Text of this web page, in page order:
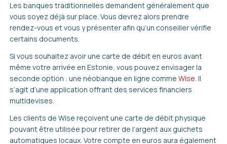
Les banques traditionnelles demandent généralement que
vous soyez déjà sur place. Vous devrez alors prendre
rendez-vous et vous y présenter afin qu’un conseiller vérifie
certains documents.
Si vous souhaitez avoir une carte de débit en euros avant
même votre arrivée en Estonie, vous pouvez envisager la
seconde option : une néobanque en ligne comme Wise. Il
s’agit d’une application offrant des services financiers
multidevises.
Les clients de Wise reçoivent une carte de débit physique
pouvant être utilisée pour retirer de l’argent aux guichets
automatiques locaux. Votre compte en euros aura également